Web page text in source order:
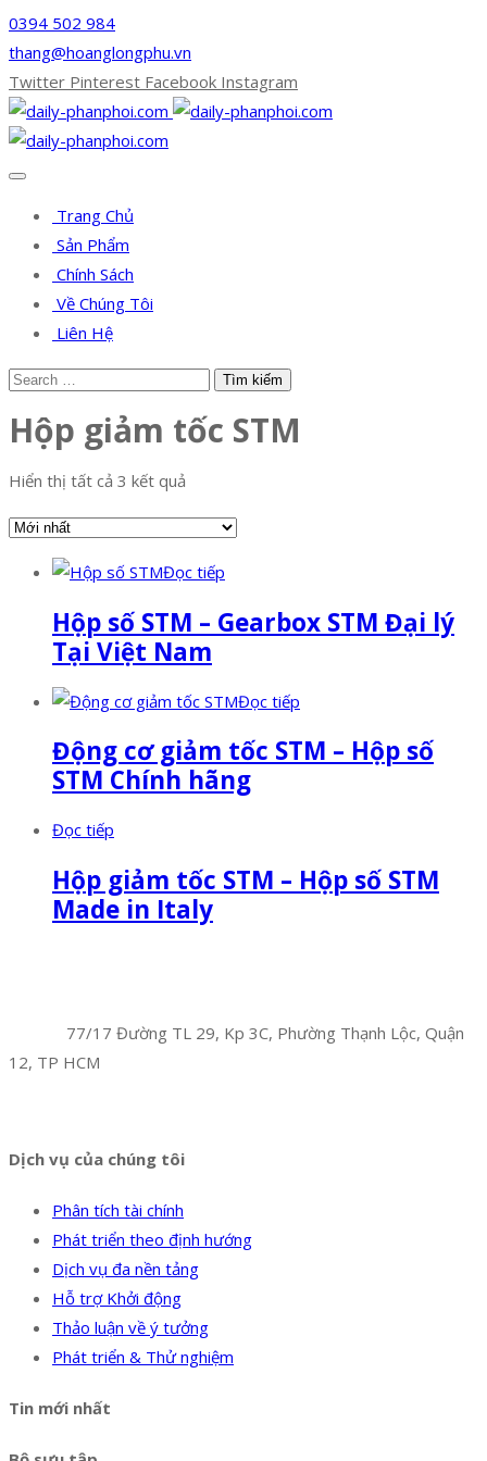
0394 502 984
thang@hoanglongphu.vn
Twitter Pinterest Facebook Instagram
Trang Chủ
Sản Phẩm
Chính Sách
Về Chúng Tôi
Liên Hệ
Hộp giảm tốc STM
Hiển thị tất cả 3 kết quả
Đọc tiếp
Hộp số STM – Gearbox STM Đại lý
Tại Việt Nam
Đọc tiếp
Động cơ giảm tốc STM – Hộp số
STM Chính hãng
Đọc tiếp
Hộp giảm tốc STM – Hộp số STM
Made in Italy
77/17 Đường TL 29, Kp 3C, Phường Thạnh Lộc, Quận
12, TP HCM
Dịch vụ của chúng tôi
Phân tích tài chính
Phát triển theo định hướng
Dịch vụ đa nền tảng
Hỗ trợ Khởi động
Thảo luận về ý tưởng
Phát triển & Thử nghiệm
Tin mới nhất